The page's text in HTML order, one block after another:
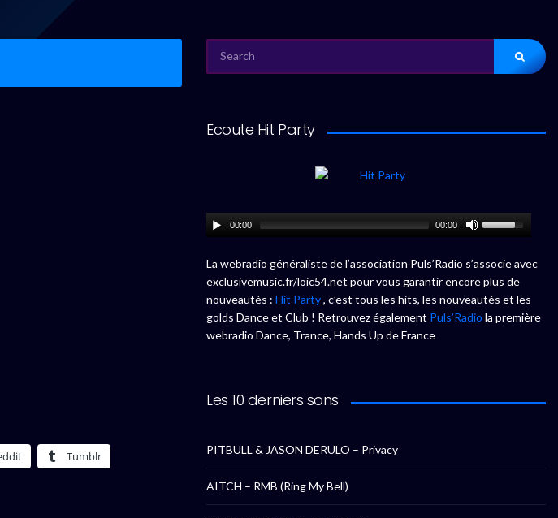
Tumblr
FOR:
Ecoute Hit Party
00:00 00:00
La webradio généraliste de l’association Puls’Radio s’associe avec
exclusivemusic.fr/loic54.net pour vous garantir encore plus de
nouveautés : Hit Party, c’est tous les hits, les nouveautés et les
golds Dance et Club ! Retrouvez également Puls’Radio la première
webradio Dance, Trance, Hands Up de France
Les 10 derniers sons
PITBULL & JASON DERULO – Privacy
AITCH – RMB (Ring My Bell)